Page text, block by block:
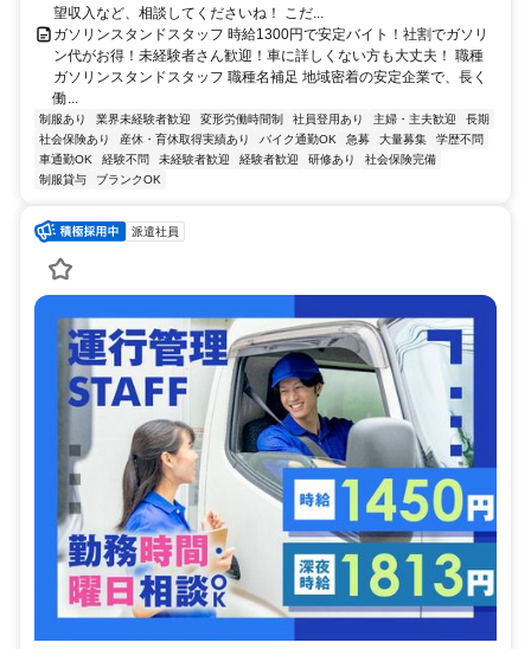
望収入など、相談してくださいね！ こだ...
ガソリンスタンドスタッフ 時給1300円で安定バイト！社割でガソリ
ン代がお得！未経験者さん歓迎！車に詳しくない方も大丈夫！ 職種
ガソリンスタンドスタッフ 職種名補足 地域密着の安定企業で、長く
働...
制服あり 業界未経験者歓迎 変形労働時間制 社員登用あり 主婦・主夫歓迎
長期
社会保険あり
産休・育休取得実績あり バイク通勤OK 急募 大量募集
学歴不問
車通勤OK
経験不問 未経験者歓迎 経験者歓迎 研修あり
社会保険完備
制服貸与
ブランクOK
派遣社員